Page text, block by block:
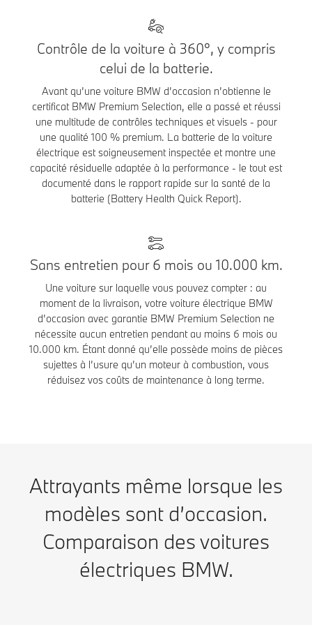
Contrôle de la voiture à 360°, y compris
celui de la batterie.
Avant qu’une voiture BMW d’occasion n’obtienne le
certificat BMW Premium Selection, elle a passé et réussi
une multitude de contrôles techniques et visuels - pour
une qualité 100 % premium. La batterie de la voiture
électrique est soigneusement inspectée et montre une
capacité résiduelle adaptée à la performance - le tout est
documenté dans le rapport rapide sur la santé de la
batterie (Battery Health Quick Report).
Sans entretien pour 6 mois ou 10.000 km.
Une voiture sur laquelle vous pouvez compter : au
moment de la livraison, votre voiture électrique BMW
d’occasion avec garantie BMW Premium Selection ne
nécessite aucun entretien pendant au moins 6 mois ou
10.000 km. Étant donné qu’elle possède moins de pièces
sujettes à l’usure qu’un moteur à combustion, vous
réduisez vos coûts de maintenance à long terme.
Attrayants même lorsque les
modèles sont d’occasion.
Comparaison des voitures
électriques BMW.